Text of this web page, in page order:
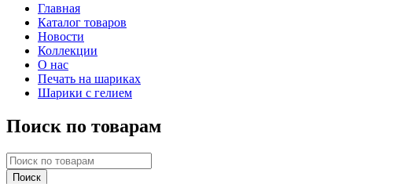
Главная
Каталог товаров
Новости
Коллекции
О нас
Печать на шариках
Шарики с гелием
Поиск по товарам
Поиск